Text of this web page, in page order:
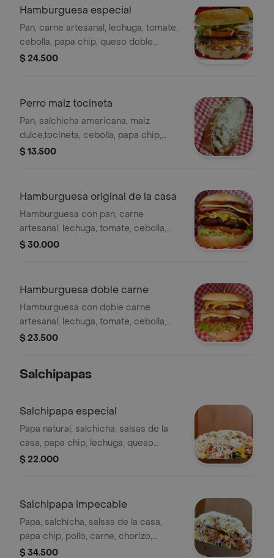
Hamburguesa especial
Pan, carne artesanal, lechuga, tomate,
cebolla, papa chip, queso doble
crema y queso cheddar, tocineta y
$ 24.500
Perro maiz tocineta
Pan, salchicha americana, maiz
dulce,tocineta, cebolla, papa chip,
queso y salsas de la casa.
$ 13.500
Hamburguesa original de la casa
Hamburguesa con pan, carne
artesanal, lechuga, tomate, cebolla,
papa chip, queso doble crema, queso
$ 30.000
Hamburguesa doble carne
Hamburguesa con doble carne
artesanal, lechuga, tomate, cebolla,
papas fritas, queso doble crema,
$ 23.500
Salchipapas
Salchipapa especial
Papa natural, salchicha, salsas de la
casa, papa chip, lechuga, queso
rallado.
$ 22.000
Salchipapa impecable
Papa, salchicha, salsas de la casa,
papa chip, pollo, carne, chorizo,
lechuga, tocineta y queso.
$ 34.500